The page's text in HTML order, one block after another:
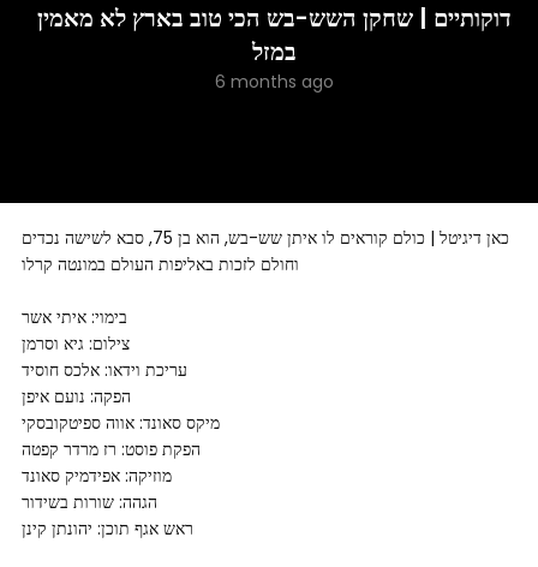
דוקותיים | שחקן השש-בש הכי טוב בארץ לא מאמין
במזל
6 months ago
כאן דיגיטל | כולם קוראים לו איתן שש-בש, הוא בן 75, סבא לשישה נכדים
וחולם לזכות באליפות העולם במונטה קרלו
בימוי: איתי אשר
צילום: גיא וסרמן
עריכת וידאו: אלכס חוסיד
הפקה: נועם איפן
מיקס סאונד: אווה ספיטקובסקי
הפקת פוסט: רז מרדר קפטה
מוזיקה: אפידמיק סאונד
הגהה: שורות בשידור
ראש אגף תוכן: יהונתן קינן